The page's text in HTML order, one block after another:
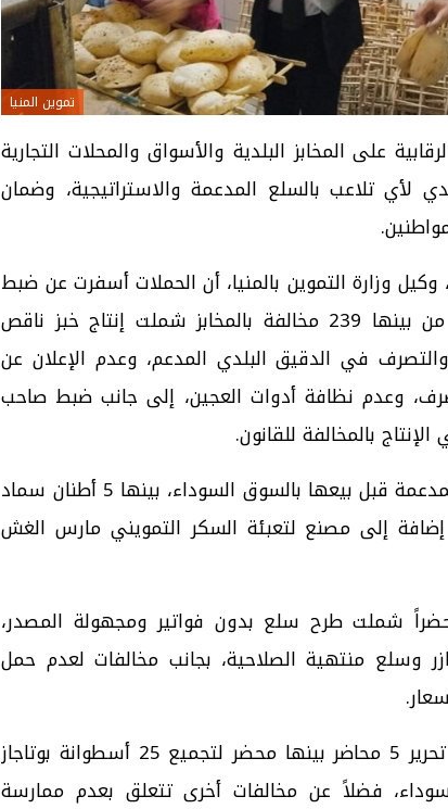
تموين المنيا
على المخابز البلدية والأسواق والمحلات التجارية
لأي تلاعب بالسلع المدعمة والاستراتيجية، وضمان
وزارة التموين بالمنيا، أن الحملات أسفرت عن ضبط
308 مخالفات تموينية متنوعة، من بينها 239 مخالفة بالمخابز شملت إنتاج خبز ناقص
في الدقيق البلدي المدعم، وعدم الإعلان عن
وعدم نظافة أدوات العجين، إلى جانب ضبط صاحب
بالمخالفة للقانون.
كما تم ضبط كميات من السلع المدعمة قبل بيعها بالسوق السوداء، بينها 5 أطنان سماد
إضافة إلى مصنع لتعبئة السكر التمويني مارس الغش
الأسواق، تم تحرير 61 محضراً شملت طرح سلع بدون فواتير ومجهولة المصدر،
وسلع منتهية الصلاحية، بجانب مخالفات لعدم حمل
وفي مجال المواد البترولية، تم تحرير 5 محاضر بينها محضر لتجميع 25 أسطوانة بوتاجاز
فضلاً عن مخالفات أخرى تتعلق بعدم ممارسة